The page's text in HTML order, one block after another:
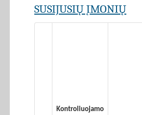
SUSIJUSIŲ ĮMONIŲ
Kontroliuojamo